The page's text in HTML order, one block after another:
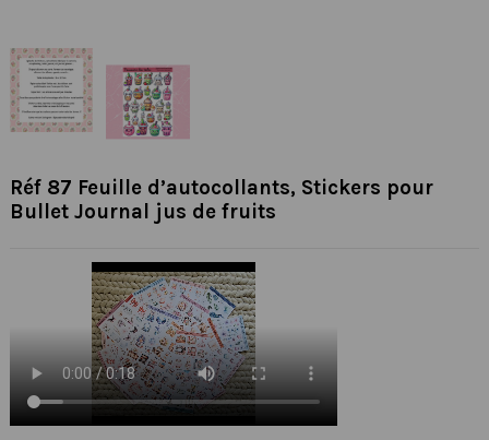
Réf 87 Feuille d’autocollants, Stickers pour
Bullet Journal jus de fruits